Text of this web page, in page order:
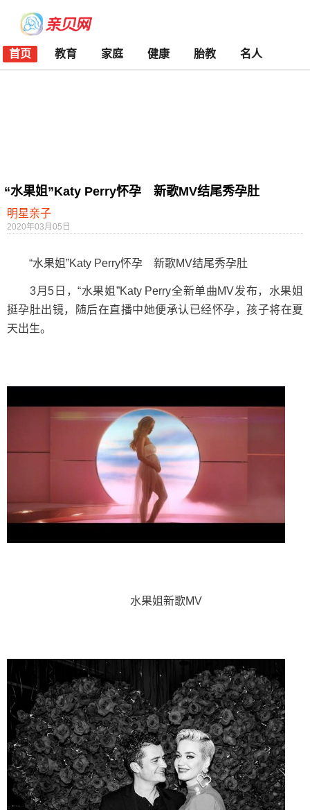
首页 教育 家庭 健康 胎教 名人
“水果姐”Katy Perry怀孕 新歌MV结尾秀孕肚
明星亲子
2020年03月05日
“水果姐”Katy Perry怀孕 新歌MV结尾秀孕肚
3月5日，“水果姐”Katy Perry全新单曲MV发布，水果姐
挺孕肚出镜，随后在直播中她便承认已经怀孕，孩子将在夏
天出生。
水果姐新歌MV